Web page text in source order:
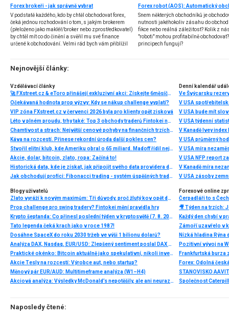
Forex brokeři - jak správně vybrat
V podstatě každého, kdo by chtěl obchodovat forex,
čeká jednou rozhodování o tom, s jakým brokerem
(přeloženo jako makléř/broker nebo zprostředkovatel)
by chtěl mít co do činění a svěřil mu své finance
určené k obchodování. Velmi rád bych vám přiblížil
několik příkladů nejznámějších z nich.
Snem některých obchodníků je
nutnosti jakéhokoliv zásahu do
fikce nebo reálná záležitost? Kolik z
"roboti" mohou profitabilně
principech fungují?
Nejnovější články:
Vzdělávací články
🚀 FXstreet.cz & eToro přinášejí exkluzivní akci: Získejte 6měsíční členství ve VIP zóně ZDARMA
Očekávaná hodnota prop výzvy: Kdy se nákup challenge vyplatí?
VIP zóna FXstreet.cz v červenci 2026 byla pro klienty opět zisková
Léto v plném proudu, trhy také: Top 3 obchody traderů Fintokei na indexech a zlatě
Chamtivost a strach: Největší cenové pohyby na finančních trzích (červenec 2026)
Káva na rozcestí. Přinese rekordní úroda další pokles cen?
Stvořil elitní klub, kde Ameriku obral o 65 miliard. Madoff řídil největší Ponzi dějin
Akcie, dolar, bitcoin, zlato, ropa: Začíná to!
Historická data, kde je získat, jak připojit svého data providera do MultiCharts a proč je budeme potřebovat? (4. díl)
Jak obchodují profíci: Fibonacci trading - systém úspěšných traderů
Denní kalendář
Ve Švýcarsku
V USA
V USA bude mít
V USA týdenní
V Kanadě Ivey index
V USA průměrný
V USA míra
V USA NFP report
V Kanadě míra
V USA zásoby
Blogy uživatelů
Zlato vyráží k novým maximům: Tři důvody, proč žlutý kov opět dominuje
Prop challenge pro swing tradery? Fintokei mění pravidla hry
Krypto šeptanda: Co přinesl poslední týden v kryptosvětě (7. 8. 2026)
Tato legenda čeká krach jako v roce 1987!
Dosáhne SpaceX do roku 2030 tržeb ve výši 1 bilionu dolarů?
Analýza DAX, Nasdaq, EUR/USD: Zlepšený sentiment poslal DAX na nová maxima
Praktické okénko: Bitcoin aktuálně jako spekulativní, nikoli investiční aktivum
Akcie Tesly na rozcestí: Výrobce aut, nebo startup?
Měnový pár EUR/AUD: Multitimeframe analýza (W1–H4)
Akciová analýza: Výsledky McDonald’s nepotěšily, ale ani neurazily. Jakou vizi společnost prezentovala?
Forexové online
Nízká hladina
Pozitivní vývoj na
Frankfurtská burza
Naposledy čtené: